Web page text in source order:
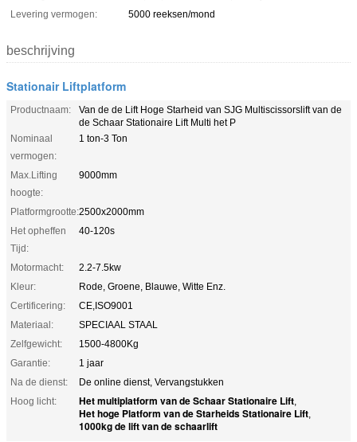
Levering vermogen:
5000 reeksen/mond
beschrijving
Stationair Liftplatform
Productnaam:
Van de de Lift Hoge Starheid van SJG Multiscissorslift van de
de Schaar Stationaire Lift Multi het P
Nominaal
vermogen:
1 ton-3 Ton
Max.Lifting
hoogte:
9000mm
Platformgrootte:2500x2000mm
Het opheffen
Tijd:
40-120s
Motormacht:
2.2-7.5kw
Kleur:
Rode, Groene, Blauwe, Witte Enz.
Certificering:
CE,ISO9001
Materiaal:
SPECIAAL STAAL
Zelfgewicht:
1500-4800Kg
Garantie:
1 jaar
Na de dienst:
De online dienst, Vervangstukken
Hoog licht:
Het multiplatform van de Schaar Stationaire Lift,
Het hoge Platform van de Starheids Stationaire Lift,
1000kg de lift van de schaarlift